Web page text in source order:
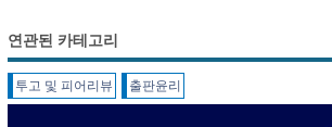
연관된 카테고리
투고 및 피어리뷰 출판윤리